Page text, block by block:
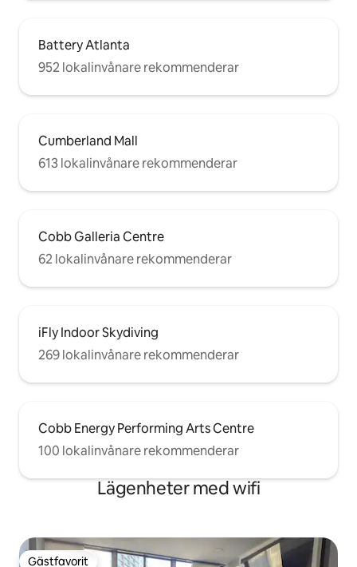
Battery Atlanta
952 lokalinvånare rekommenderar
Cumberland Mall
613 lokalinvånare rekommenderar
Cobb Galleria Centre
62 lokalinvånare rekommenderar
iFly Indoor Skydiving
269 lokalinvånare rekommenderar
Cobb Energy Performing Arts Centre
100 lokalinvånare rekommenderar
Lägenheter med wifi
Gästfavorit